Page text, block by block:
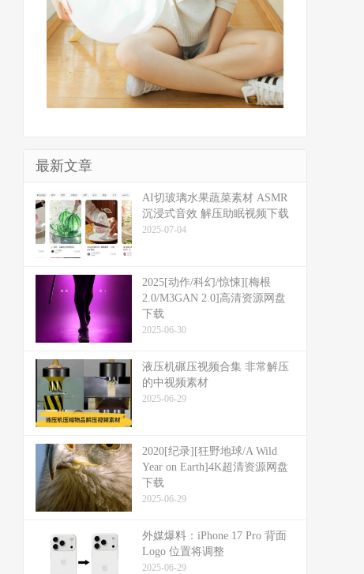
最新文章
​​AI切玻璃水果蔬菜素材 ASMR
沉浸式音效 解压助眠视频下载
2025-07-04
2025[动作/科幻/惊悚][梅根
2.0/M3GAN 2.0]高清资源网盘
下载
2025-06-30
液压机碾压视频合集 非常解压
的中视频素材
2025-06-29
2020[纪录][狂野地球/A Wild
Year on Earth]4K超清资源网盘
下载
2025-06-29
外媒爆料：​​iPhone 17 Pro 背面
Logo 位置将调整​​
2025-06-29